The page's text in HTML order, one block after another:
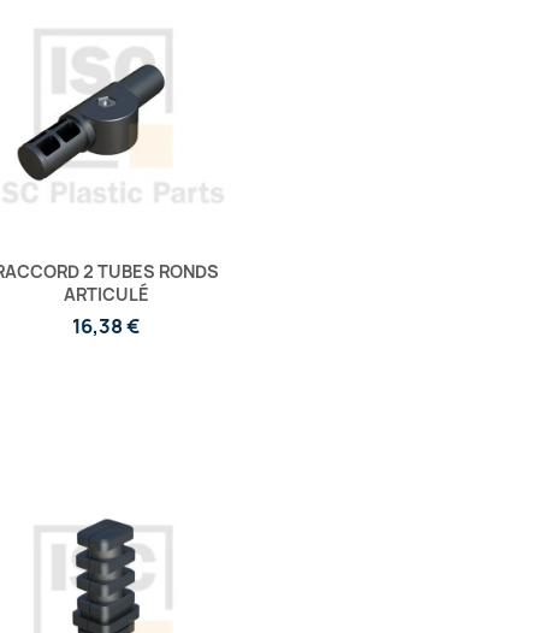
2 TUBES RONDS
ARTICULÉ
16,38 €